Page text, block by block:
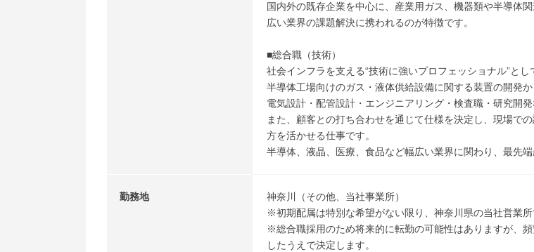
国内外の既存企業を中心に、産業用ガス、機器類や半導体
広い業界の課題解決に携われるのが特徴です。
■総合職（技術）
社会インフラを支える“技術に強いプロフェッショナル”とし
半導体工場向けのガス・液体供給設備に関する装置の開発
電気設計・配管設計・エンジニアリング・検査職・研究開発
また、顧客との打ち合わせを通じて仕様を決定し、現場で
方を活かせる仕事です。
半導体、液晶、医療、食品など幅広い業界に関わり、最先
勤務地
神奈川（その他、当社事業所）
※初期配属は特別な希望がない限り、神奈川県の当社営業所
※総合職採用のため将来的に転勤の可能性はありますが、
したうえで決定します。